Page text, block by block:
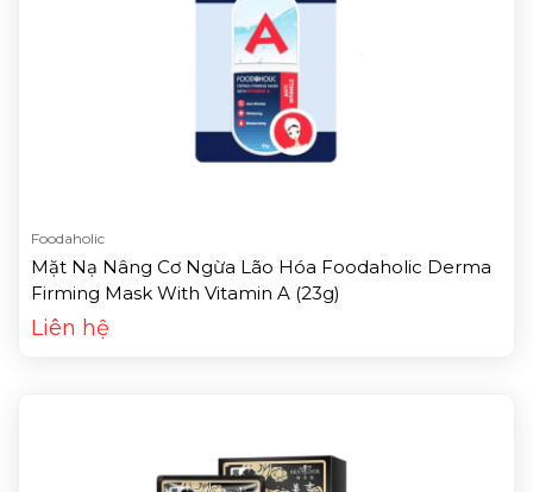
Foodaholic
Mặt Nạ Nâng Cơ Ngừa Lão Hóa Foodaholic Derma
Firming Mask With Vitamin A (23g)
Liên hệ